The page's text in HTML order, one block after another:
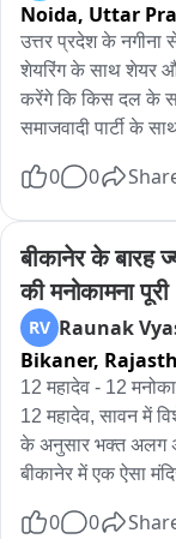
व्यवस्था को लेकर
जानकारी के अनुसार,
की। यहां से करीब 2
सहित वाहन एवं ट्रैक्टर
प्रशासक प्रतिनिधि
पर पहुंचे और घटनास्थल
एक ही रात में पांच घरों
ने पुलिस से जल्द से जल्द
तथा मेले से पहले
पुलिस ने मामला दर्ज
पहलुओं से जांच की जा
Noida, Uttar
उत्तर प्रदेश के नगीना
शेयरिंग के साथ शेयर
करेंगे कि किस दल के
समाजवादी पार्टी के
0 0
बीकानेर के बारह
की मनोकामना पूरी
RV Raunak
Bikaner,
12 महादेव - 12
12 महादेव, सावन में
के अनुसार भक्त अलग
बीकानेर में एक ऐसा
लगा रहता है, जहा
0 0